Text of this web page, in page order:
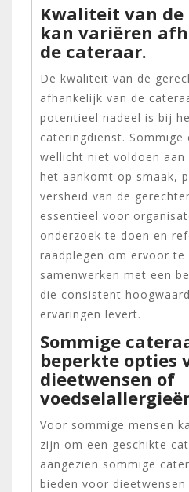
Kwaliteit van de
kan variëren
de cateraar.
De kwaliteit van de
afhankelijk van de
potentieel nadeel is bij
cateringdienst. Sommige
wellicht niet voldoen aan
het aankomt op smaak,
versheid van de
essentieel voor
onderzoek te doen en
raadplegen om ervoor te
samenwerken met een
die consistent
ervaringen levert.
Sommige
beperkte opties
dieetwensen of
Voor sommige mensen
zijn om een geschikte
aangezien sommige
bieden voor